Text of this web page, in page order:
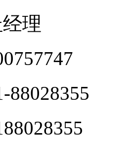
理
88028355